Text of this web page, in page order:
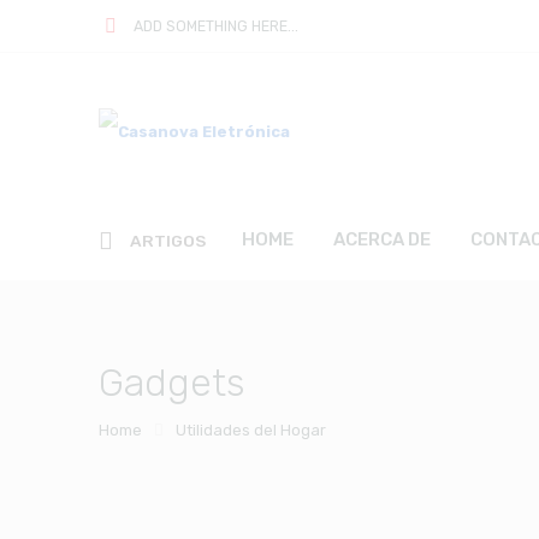
ADD SOMETHING HERE...
ARTIGOS HOME ACERCA DE
Gadgets
Home Utilidades del Hogar